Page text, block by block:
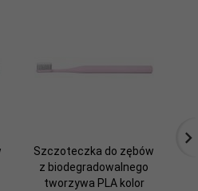
Szczoteczka do zębów
z biodegradowalnego
tworzywa PLA kolor